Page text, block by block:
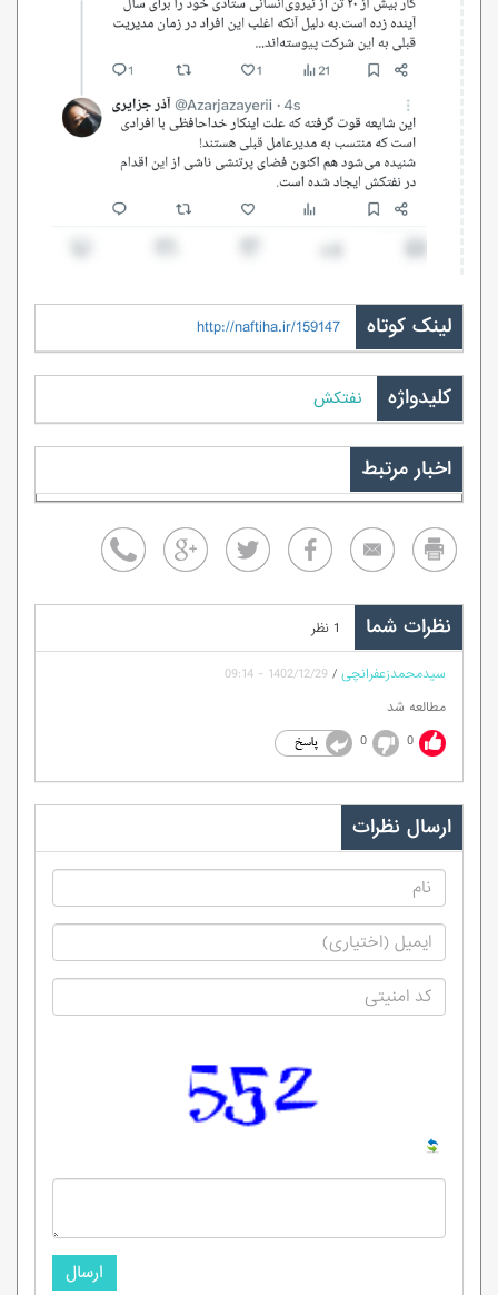
لینک کوتاه http://naftiha.ir/159147
کلیدواژه نفتکش
اخبار مرتبط
نظرات شما 1 نظر
سیدمحمدزعفرانچی /
1402/12/29 - 09:14
مطالعه شد
0
0
ارسال نظرات
ارسال